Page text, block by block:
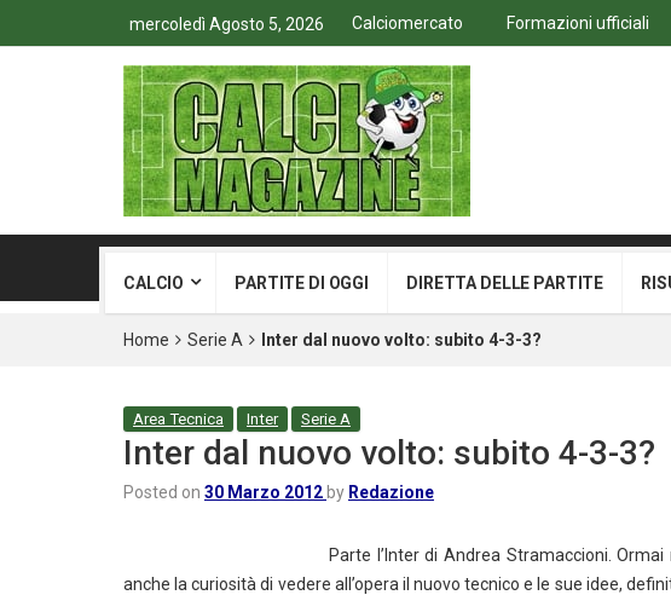
mercoledì Agosto 5, 2026 Calciomercato Formazioni ufficiali
CALCIO PARTITE DI OGGI DIRETTA DELLE PARTITE
Home Serie A Inter dal nuovo volto: subito 4-3-3?
Area Tecnica Inter Serie A
Inter dal nuovo volto: subito 4-3-3?
Posted on 30 Marzo 2012 by Redazione
Parte l’Inter di Andrea Stramaccioni.
anche la curiosità di vedere all’opera il nuovo tecnico e le sue idee,